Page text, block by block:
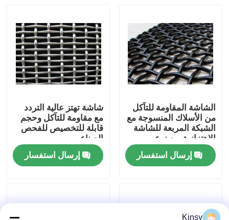
جولة في المصنع
مراقبة الجودة
اتصل بنا
أخبار
شاشة شبكة الأسلاك المنسوجة
الشاشة المقاومة للتآكل
من الأسلاك المنسوجة مع
الشبكة المربعة للشاشة
الاهتزازية من نوع
الخطاف 30 ° 180 °
إرسال استفسار
شاشة تهتز عالية التردد
مع مقاومة للتآكل وحجم
قابلة للتخصيص للفحص
الصناعي
إرسال استفسار
Kinsy